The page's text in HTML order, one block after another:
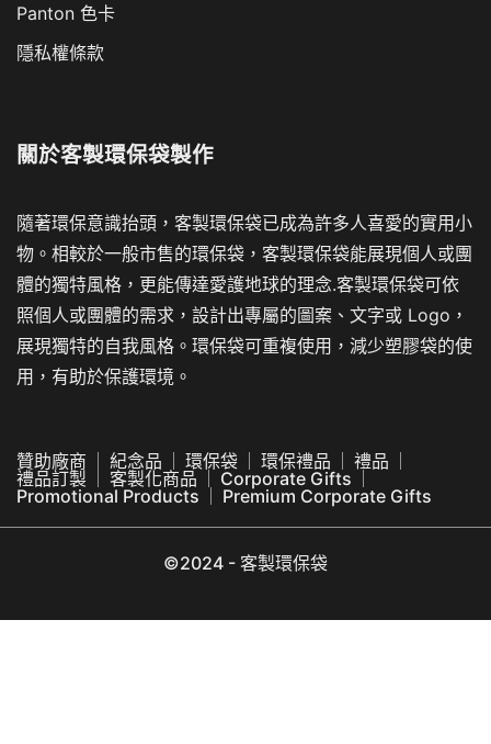
Panton 色卡
隱私權條款
關於客製環保袋製作
隨著環保意識抬頭，客製環保袋已成為許多人喜愛的實用小
物。相較於一般市售的環保袋，客製環保袋能展現個人或團
體的獨特風格，更能傳達愛護地球的理念.客製環保袋可依
照個人或團體的需求，設計出專屬的圖案、文字或 Logo，
展現獨特的自我風格。環保袋可重複使用，減少塑膠袋的使
用，有助於保護環境。
贊助廠商 紀念品 環保袋 環保禮品
禮品
禮品訂製
客製化商品
Corporate Gifts
Promotional Products
Premium Corporate Gifts
©2024 - 客製環保袋